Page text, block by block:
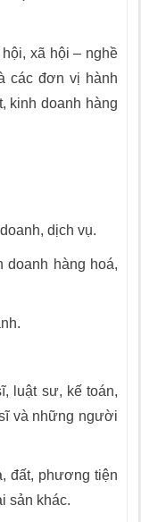
xã hội – nghề
các đơn vị hành
kinh doanh hàng
dịch vụ.
doanh hàng hoá,
luật sư, kế toán,
và những người
đất, phương tiện
sản khác.